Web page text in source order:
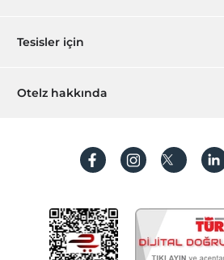
Sıkça sorulan sorular
İşlem rehberi
Hediye Kart
Hesap oluştur
Tesisler için
Hemen tesisinizi ekleyin
Otelz hakkında
Koşullar ve şartlar